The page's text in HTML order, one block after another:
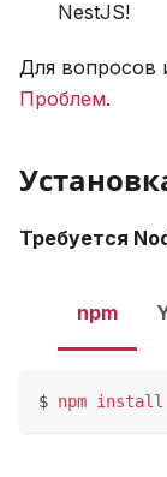
NestJS!
Для вопросов
Проблем.
Требуется
npm
$ npm install